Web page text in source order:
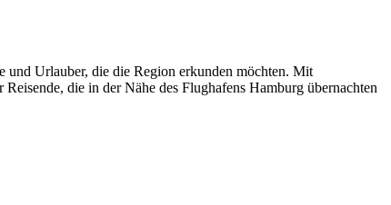
und Urlauber, die die Region erkunden möchten. Mit
die in der Nähe des Flughafens Hamburg übernachten